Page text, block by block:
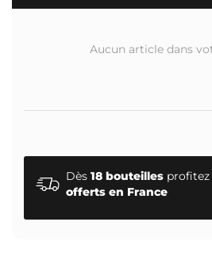
Aucun article dans
Dès 18 bouteilles profitez
offerts en France